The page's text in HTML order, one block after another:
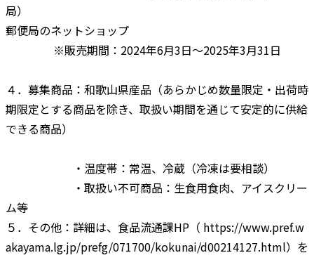
局）
郵便局のネットショップ
※販売期間：2024年6月3日～2025年3月31日
４．募集商品：和歌山県産品（あらかじめ数量限定・出荷時
期限定とする商品を除き、取扱い期間を通じて安定的に供給
できる商品）
・温度帯：常温、冷蔵（冷凍は要相談）
・取扱い不可商品：生食用食肉、アイスクリー
ム等
５．その他：詳細は、食品流通課HP（ https://www.pref.w
akayama.lg.jp/prefg/071700/kokunai/d00214127.html）を